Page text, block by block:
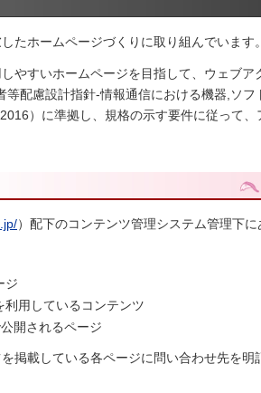
たホームページづくりに取り組んでいます。
やすいホームページを目指して、ウェブア
配慮設計指針-情報通信における機器,ソフ
）に準拠し、規格の示す要件に従って
）配下のコンテンツ管理システム管理下
ジ
用しているコンテンツ
開されるページ
掲載している各ページに問い合わせ先を明